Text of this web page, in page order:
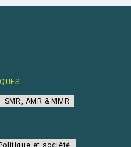
SMR, AMR & MMR
Politique et société